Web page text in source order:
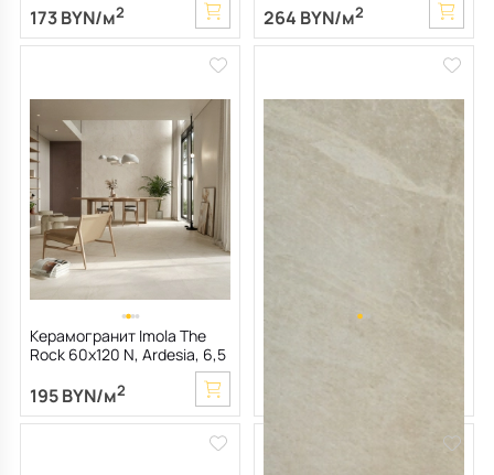
173 BYN/м2 264 BYN/м2
Керамогранит Imola The
Rock 60х120 N, Ardesia, 6,5
195 BYN/м2
Керамогранит Imola X-Rock